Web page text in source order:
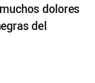
dolores
del